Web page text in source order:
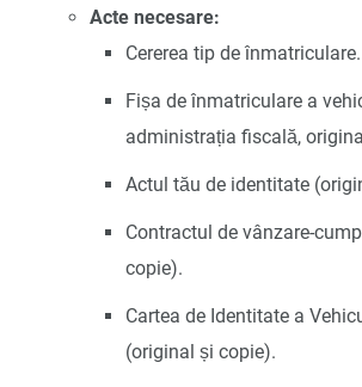
Acte necesare:
Cererea tip de înmatriculare.
Fișa de înmatriculare a
administrația fiscală,
Actul tău de identitate
Contractul de vânzare-
copie).
Cartea de Identitate a
(original și copie).